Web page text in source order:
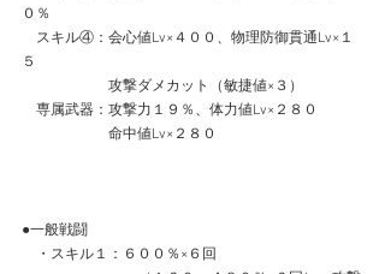
０％
スキル④：会心値Lv×４００、物理防御貫通Lv×１
５
攻撃ダメカット（敏捷値×３）
専属武器：攻撃力１９％、体力値Lv×２８０
命中値Lv×２８０
●一般戦闘
・スキル１：６００％×６回